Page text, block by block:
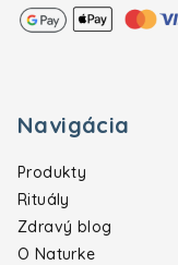
Navigácia
Produkty
Rituály
Zdravý blog
O Naturke